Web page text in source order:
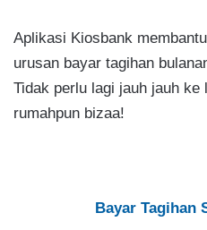
Aplikasi Kiosbank
urusan bayar tagihan
Tidak perlu lagi jauh jauh
rumahpun bizaa!
Bayar Tagihan